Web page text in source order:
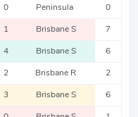
0 Peninsula 0
1 Brisbane S 7
4 Brisbane S 6
2 Brisbane R 2
3 Brisbane S 6